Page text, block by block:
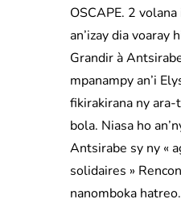
OSCAPE. 2
an’izay dia voaray
Grandir à
mpanampy an’i
fikirakirana ny
bola. Niasa ho
Antsirabe sy ny «
solidaires »
nanomboka hatreo.